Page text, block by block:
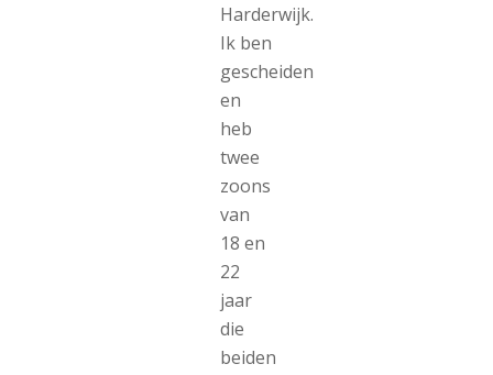
Harderwijk.
Ik ben
gescheiden
en
heb
twee
zoons
van
18 en
22
jaar
die
beiden